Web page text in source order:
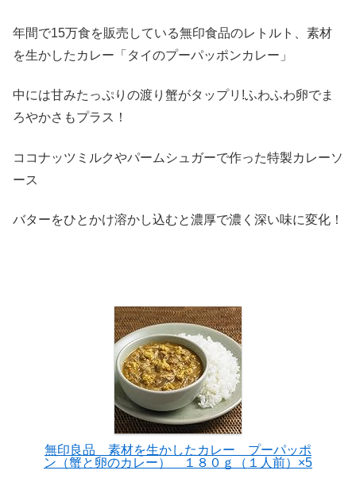
年間で15万食を販売している無印食品のレトルト、素材
を生かしたカレー「タイのプーパッポンカレー」
中には甘みたっぷりの渡り蟹がタップリ!ふわふわ卵でま
ろやかさもプラス！
ココナッツミルクやパームシュガーで作った特製カレーソ
ース
バターをひとかけ溶かし込むと濃厚で濃く深い味に変化！
無印良品 素材を生かしたカレー プーパッポ
ン（蟹と卵のカレー） １８０ｇ（１人前）×5